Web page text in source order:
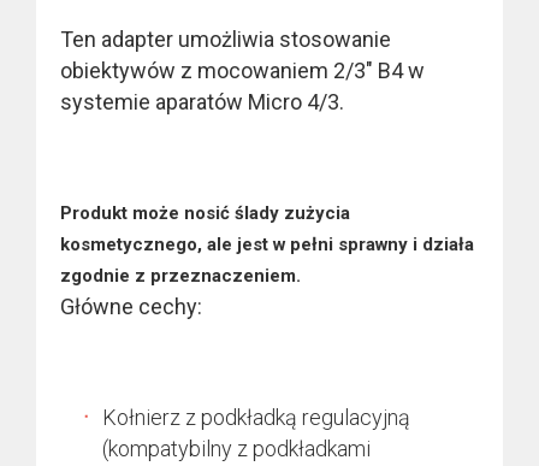
Ten adapter umożliwia stosowanie
obiektywów z mocowaniem 2/3″ B4 w
systemie aparatów Micro 4/3.
Produkt może nosić ślady zużycia
kosmetycznego, ale jest w pełni sprawny i działa
zgodnie z przeznaczeniem.
Główne cechy:
Kołnierz z podkładką regulacyjną
(kompatybilny z podkładkami